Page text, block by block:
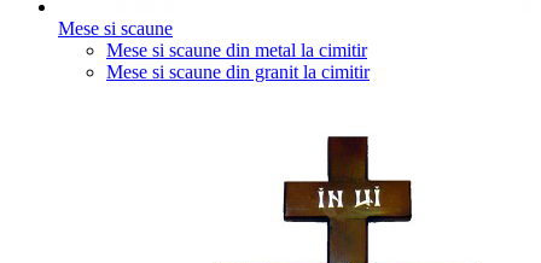
Mese si scaune
Mese si scaune din metal la cimitir
Mese si scaune din granit la cimitir